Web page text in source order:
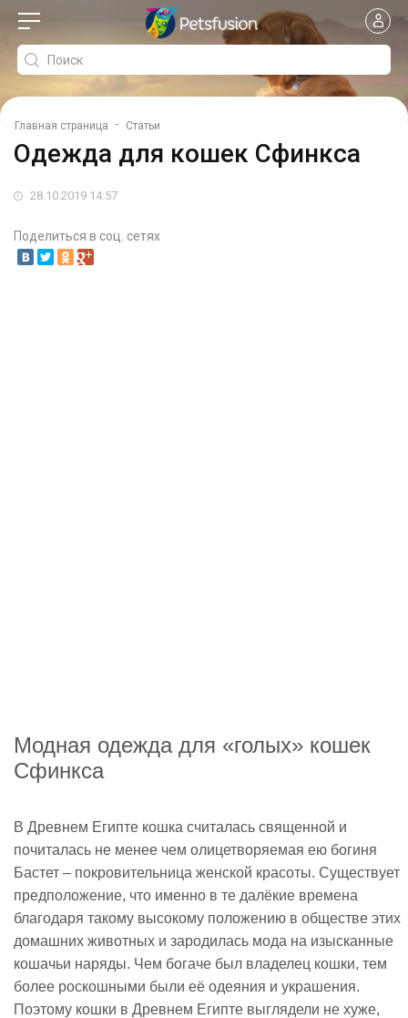
Главная страница - Статьи
Одежда для кошек Сфинкса
28.10.2019 14:57
Поделиться в соц. сетях
Модная одежда для «голых» кошек
Сфинкса
В Древнем Египте кошка считалась священной и
почиталась не менее чем олицетворяемая ею богиня
Бастет – покровительница женской красоты. Существует
предположение, что именно в те далёкие времена
благодаря такому высокому положению в обществе этих
домашних животных и зародилась мода на изысканные
кошачьи наряды. Чем богаче был владелец кошки, тем
более роскошными были её одеяния и украшения.
Поэтому кошки в Древнем Египте выглядели не хуже,